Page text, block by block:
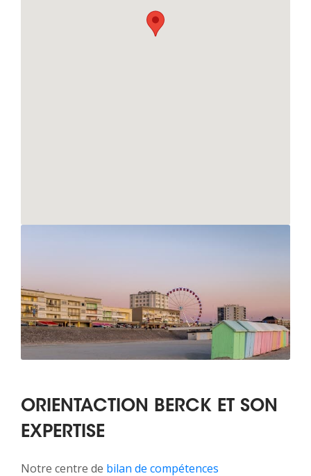
ORIENTACTION BERCK ET SON
EXPERTISE
Notre centre de bilan de compétences